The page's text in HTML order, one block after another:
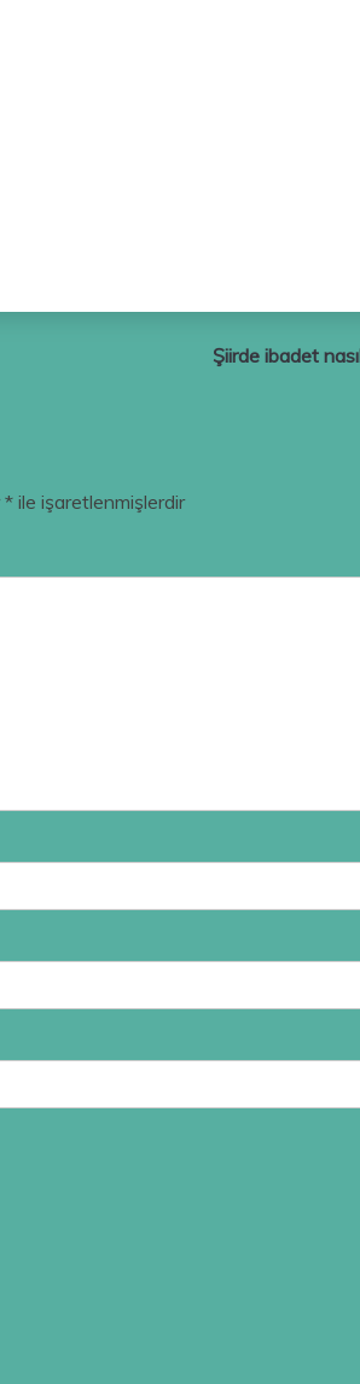
Şiirde ibadet
* ile işaretlenmişlerdir